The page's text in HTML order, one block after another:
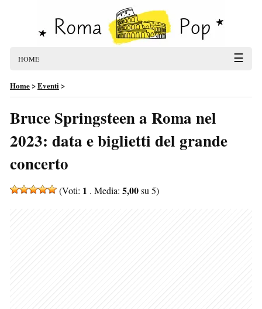
HOME ☰
Home>Eventi>
Bruce Springsteen a Roma nel
2023: data e biglietti del grande
concerto
(Voti: 1 . Media: 5,00su 5)